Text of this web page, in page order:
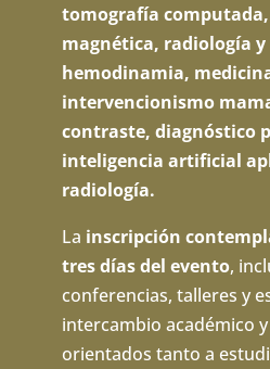
tomografía
magnética, radiología
hemodinamia,
intervencionismo
contraste, diagnóstico
inteligencia artificial
radiología.
La inscripción
tres días del evento,
conferencias, talleres y
intercambio académico
orientados tanto a